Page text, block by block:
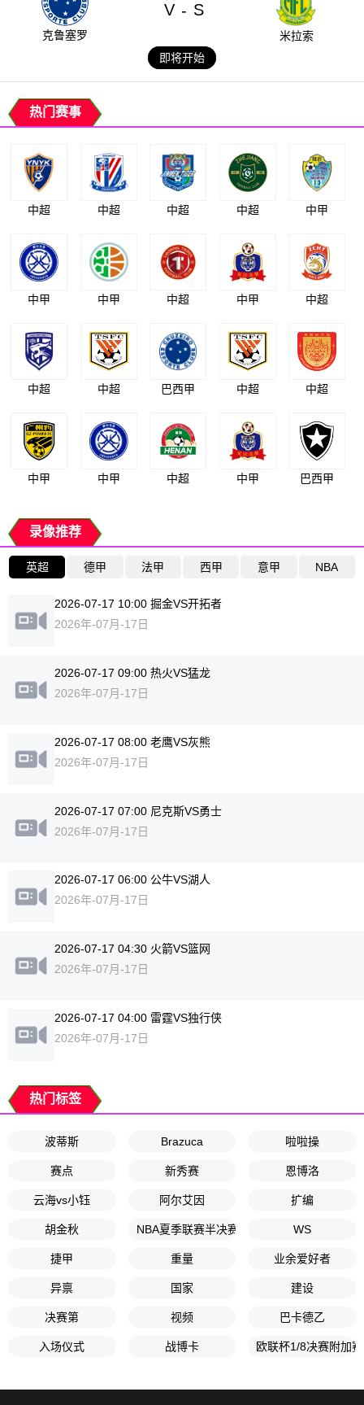
克鲁塞罗
V - S
米拉索
即将开始
热门赛事
中超 中超 中超 中超 中甲
中甲 中甲 中超 中甲 中超
中超 中超 巴西甲 中超 中超
中甲 中甲 中超 中甲 巴西甲
录像推荐
英超 德甲 法甲 西甲 意甲 NBA
2026-07-17 10:00 掘金VS开拓者
2026年-07月-17日
2026-07-17 09:00 热火VS猛龙
2026年-07月-17日
2026-07-17 08:00 老鹰VS灰熊
2026年-07月-17日
2026-07-17 07:00 尼克斯VS勇士
2026年-07月-17日
2026-07-17 06:00 公牛VS湖人
2026年-07月-17日
2026-07-17 04:30 火箭VS篮网
2026年-07月-17日
2026-07-17 04:00 雷霆VS独行侠
2026年-07月-17日
热门标签
波蒂斯 Brazuca 啦啦操
赛点 新秀赛 恩博洛
云海vs小钰 阿尔艾因 扩编
胡金秋 NBA夏季联赛半决赛 WS
捷甲 重量 业余爱好者
异禀 国家 建设
决赛第 视频 巴卡德乙
入场仪式 战博卡 欧联杯1/8决赛附加